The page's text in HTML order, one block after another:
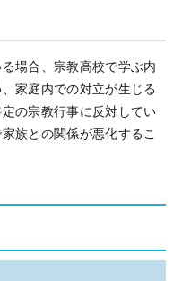
場合、宗教高校で学ぶ内
家庭内での対立が生じる
の宗教行事に反対してい
族との関係が悪化するこ